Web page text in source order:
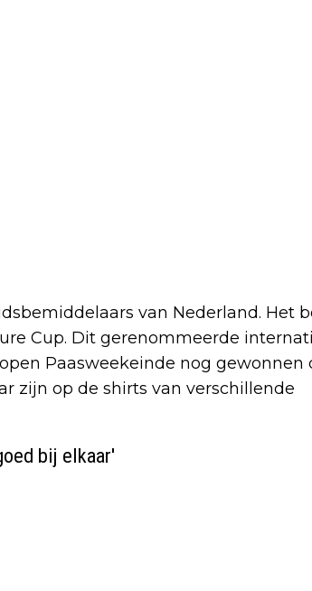
van Nederland. Het
Cup. Dit gerenommeerde
Paasweekeinde nog gewonnen
zijn op de shirts van verschillende
bij elkaar'